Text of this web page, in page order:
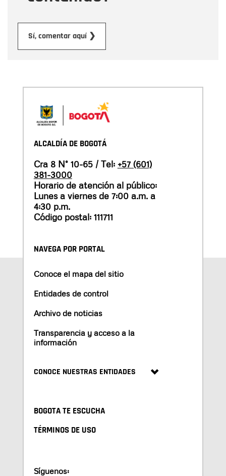
Sí, comentar aquí ❯
ALCALDÍA DE BOGOTÁ
Cra 8 N° 10-65 / Tel: +57 (601)
381-3000
Horario de atención al público:
Lunes a viernes de 7:00 a.m. a
4:30 p.m.
Código postal: 111711
NAVEGA POR PORTAL
Conoce el mapa del sitio
Entidades de control
Archivo de noticias
Transparencia y acceso a la
información
CONOCE NUESTRAS ENTIDADES
BOGOTA TE ESCUCHA
TÉRMINOS DE USO
Síguenos: